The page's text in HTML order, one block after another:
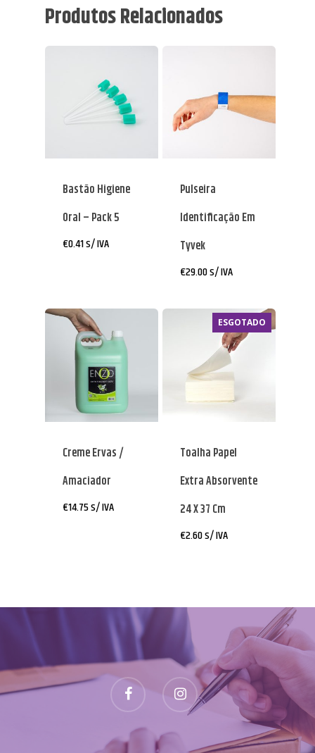
Produtos Relacionados
Bastão Higiene
Oral – Pack 5
€0.41s/ IVA
Pulseira
Identificação Em
Tyvek
€29.00s/ IVA
Creme Ervas /
Amaciador
€14.75s/ IVA
ESGOTADO
Toalha Papel
Extra Absorvente
24 X 37 Cm
€2.60s/ IVA